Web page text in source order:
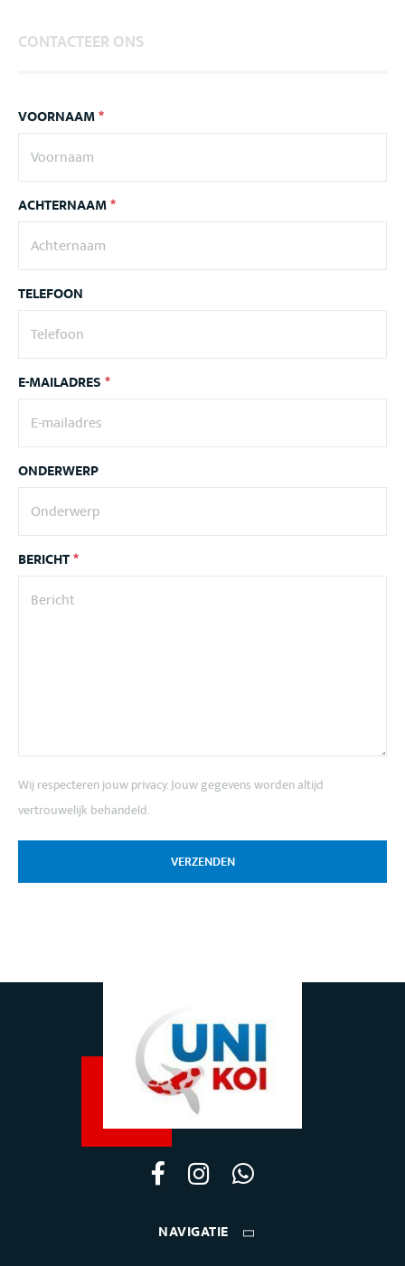
CONTACTEER ONS
VOORNAAM*
ACHTERNAAM*
TELEFOON
E-MAILADRES*
ONDERWERP
BERICHT*
Wij respecteren jouw privacy. Jouw gegevens worden altijd
vertrouwelijk behandeld.
VERZENDEN
NAVIGATIE